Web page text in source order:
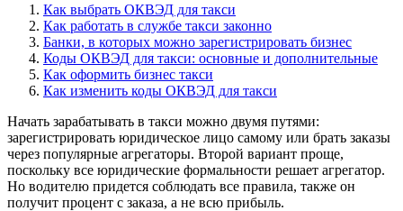
Как выбрать ОКВЭД для такси
Как работать в службе такси законно
Банки, в которых можно зарегистрировать бизнес
Коды ОКВЭД для такси: основные и дополнительные
Как оформить бизнес такси
Как изменить коды ОКВЭД для такси
Начать зарабатывать в такси можно двумя путями:
зарегистрировать юридическое лицо самому или брать заказы
через популярные агрегаторы. Второй вариант проще,
поскольку все юридические формальности решает агрегатор.
Но водителю придется соблюдать все правила, также он
получит процент с заказа, а не всю прибыль.